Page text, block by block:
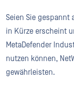
Seien Sie gespannt
in Kürze erscheint
MetaDefender
nutzen können,
gewährleisten.